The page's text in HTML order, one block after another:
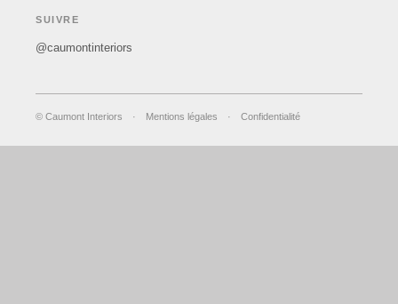
SUIVRE
@caumontinteriors
© Caumont Interiors · Mentions légales · Confidentialité